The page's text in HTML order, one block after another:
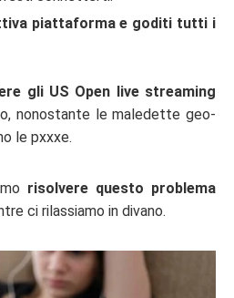
piattaforma e goditi tutti i
gli US Open live streaming
nonostante le maledette geo-
le pxxxe.
risolvere questo problema
ci rilassiamo in divano.